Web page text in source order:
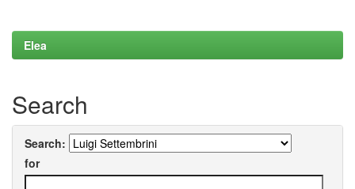
Elea
Search
Search:
for